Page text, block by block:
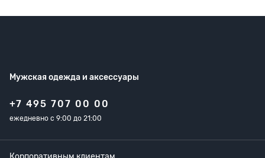
Мужская одежда и аксессуары
+7 495 707 00 00
ежедневно с 9:00 до 21:00